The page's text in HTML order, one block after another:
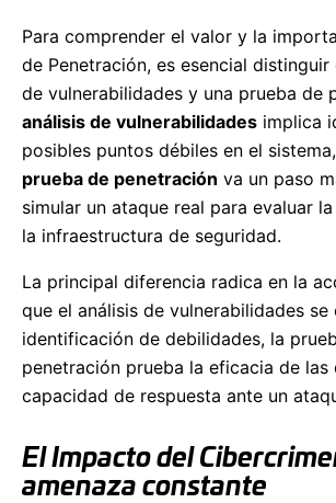
Para comprender el valor y la
de Penetración, es esencial distinguir
de vulnerabilidades y una prueba de
análisis de vulnerabilidades implica
posibles puntos débiles en el
prueba de penetración va un paso
simular un ataque real para evaluar
la infraestructura de seguridad.
La principal diferencia radica en la
que el análisis de vulnerabilidades se
identificación de debilidades, la
penetración prueba la eficacia de las
capacidad de respuesta ante un
El Impacto del
amenaza constante